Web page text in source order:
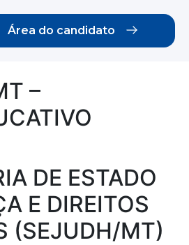
Área do candidato
–
DE ESTADO
E DIREITOS
(SEJUDH/MT)